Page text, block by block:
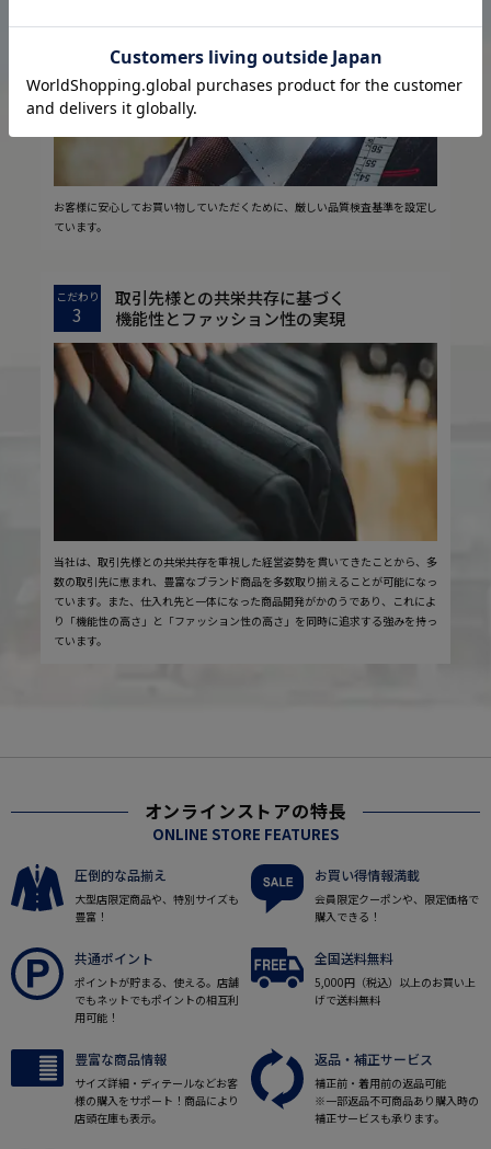
お客様に安心してお買い物していただくために、厳しい品質検査基準を設定し
ています。
こだわり
3
取引先様との共栄共存に基づく
機能性とファッション性の実現
当社は、取引先様との共栄共存を重視した経営姿勢を貫いてきたことから、多
数の取引先に恵まれ、豊富なブランド商品を多数取り揃えることが可能になっ
ています。また、仕入れ先と一体になった商品開発がかのうであり、これによ
り「機能性の高さ」と「ファッション性の高さ」を同時に追求する強みを持っ
ています。
オンラインストアの特長
ONLINE STORE FEATURES
圧倒的な品揃え
大型店限定商品や、特別サイズも
豊富！
お買い得情報満載
会員限定クーポンや、限定価格で
購入できる！
共通ポイント
ポイントが貯まる、使える。店舗
でもネットでもポイントの相互利
用可能！
全国送料無料
5,000円（税込）以上のお買い上
げで送料無料
豊富な商品情報
サイズ詳細・ディテールなどお客
様の購入をサポート！商品により
店頭在庫も表示。
返品・補正サービス
補正前・着用前の返品可能
※一部返品不可商品あり購入時の
補正サービスも承ります。